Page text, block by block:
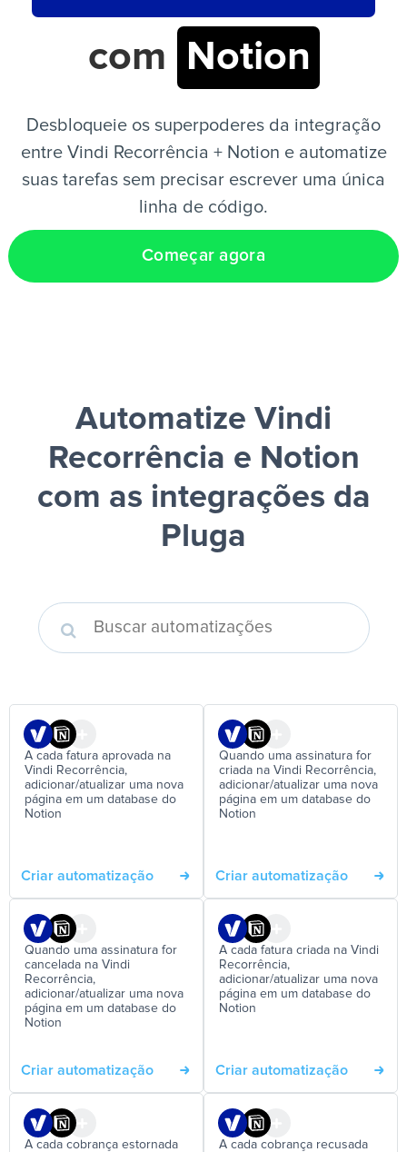
PT
com
Notion
Desbloqueie os superpoderes da integração
entre Vindi Recorrência + Notion e automatize
suas tarefas sem precisar escrever uma única
linha de código.
Começar agora
Automatize Vindi
Recorrência e Notion
com as integrações da
Pluga
A cada fatura aprovada na
Vindi Recorrência,
adicionar/atualizar uma nova
página em um database do
Notion
Criar automatização
Quando uma assinatura for
criada na Vindi Recorrência,
adicionar/atualizar uma nova
página em um database do
Notion
Criar automatização
Quando uma assinatura for
cancelada na Vindi
Recorrência,
adicionar/atualizar uma nova
página em um database do
Notion
Criar automatização
A cada fatura criada na Vindi
Recorrência,
adicionar/atualizar uma nova
página em um database do
Notion
Criar automatização
A cada cobrança estornada
A cada cobrança recusada